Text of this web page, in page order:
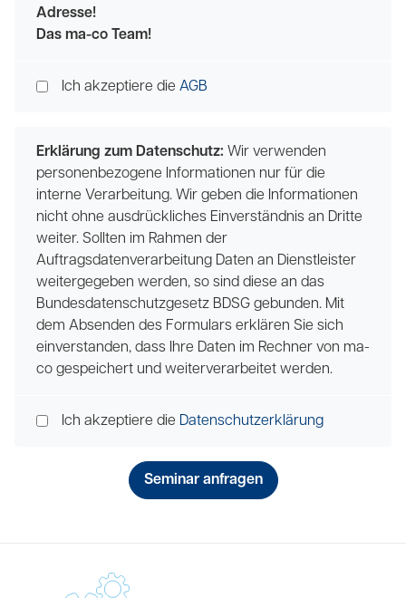
Adresse!
Das ma-co Team!
Ich akzeptiere die AGB
Erklärung zum Datenschutz: Wir verwenden
personenbezogene Informationen nur für die
interne Verarbeitung. Wir geben die Informationen
nicht ohne ausdrückliches Einverständnis an Dritte
weiter. Sollten im Rahmen der
Auftragsdatenverarbeitung Daten an Dienstleister
weitergegeben werden, so sind diese an das
Bundesdatenschutzgesetz BDSG gebunden. Mit
dem Absenden des Formulars erklären Sie sich
einverstanden, dass Ihre Daten im Rechner von ma-
co gespeichert und weiterverarbeitet werden.
Ich akzeptiere die Datenschutzerklärung